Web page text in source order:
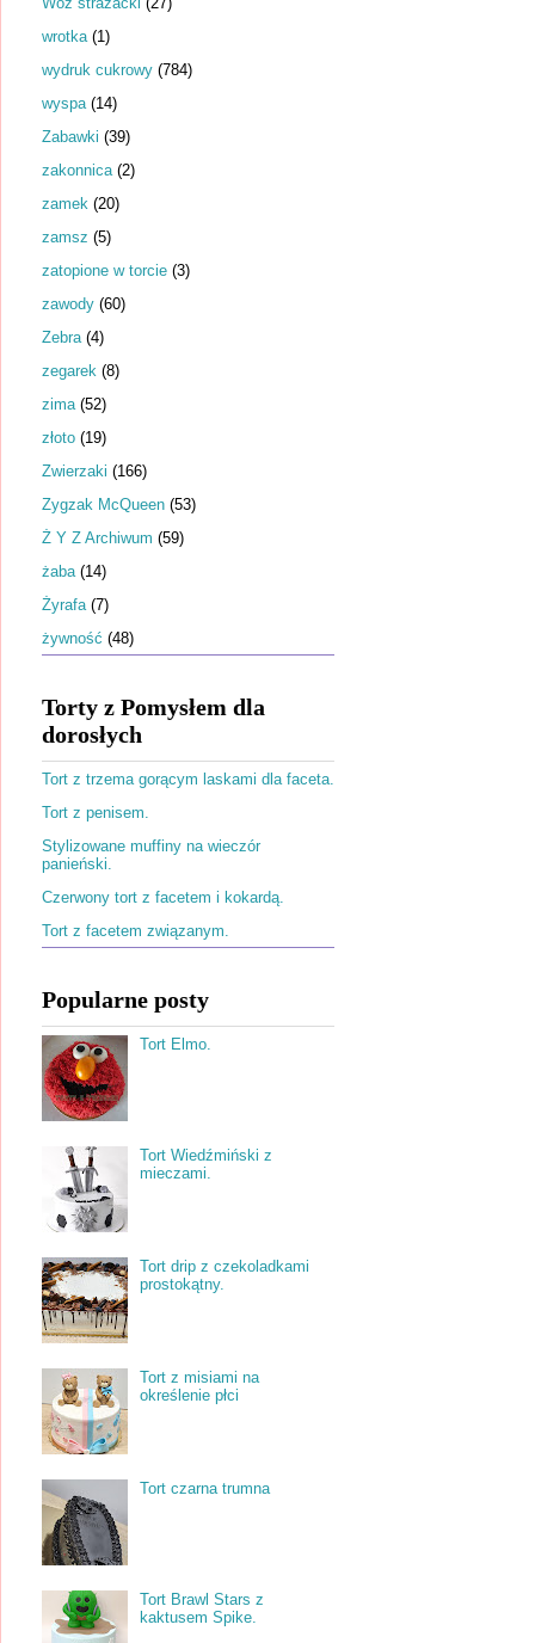
wrotka (1)
wydruk cukrowy (784)
wyspa (14)
Zabawki (39)
zakonnica (2)
zamek (20)
zamsz (5)
zatopione w torcie (3)
zawody (60)
Zebra (4)
zegarek (8)
zima (52)
złoto (19)
Zwierzaki (166)
Zygzak McQueen (53)
Ż Y Z Archiwum (59)
żaba (14)
Żyrafa (7)
żywność (48)
Torty z Pomysłem dla
dorosłych
Tort z trzema gorącym laskami dla faceta.
Tort z penisem.
Stylizowane muffiny na wieczór
panieński.
Czerwony tort z facetem i kokardą.
Tort z facetem związanym.
Popularne posty
Tort Elmo.
Tort Wiedźmiński z
mieczami.
Tort drip z czekoladkami
prostokątny.
Tort z misiami na
określenie płci
Tort czarna trumna
Tort Brawl Stars z
kaktusem Spike.